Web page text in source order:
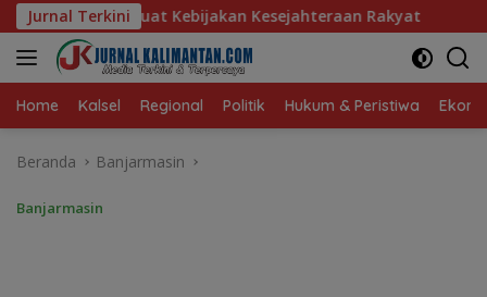
Langsung
ke
konten
Jurnal Terkini
Kesejahteraan Rakyat Baru 10 Persen, Aktivasi
Home Kalsel Regional Politik Hukum & Peristiwa
Beranda Banjarmasin
Banjarmasin